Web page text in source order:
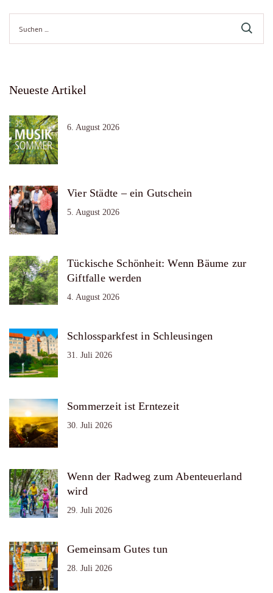
nach:
Neueste Artikel
6. August 2026
Vier Städte – ein Gutschein
5. August 2026
Tückische Schönheit: Wenn Bäume zur
Giftfalle werden
4. August 2026
Schlossparkfest in Schleusingen
31. Juli 2026
Sommerzeit ist Erntezeit
30. Juli 2026
Wenn der Radweg zum Abenteuerland
wird
29. Juli 2026
Gemeinsam Gutes tun
28. Juli 2026